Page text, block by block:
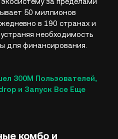
50 миллионов
в 190 странах и
необходимость
для финансирования.
300М Пользователей,
и Запуск Все Еще
комбо и